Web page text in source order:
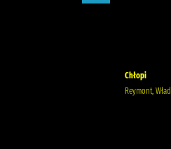
Chłopi
Reymont,